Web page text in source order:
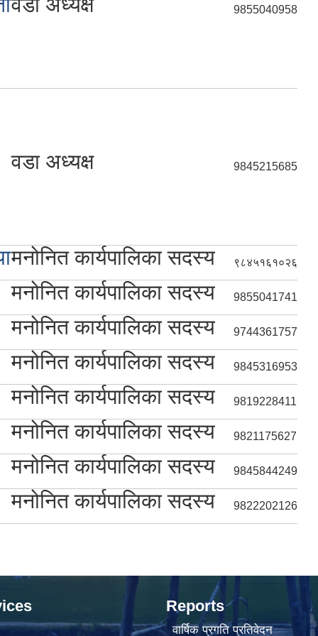
वडा अध्यक्ष 9855040958
वडा अध्यक्ष 9845215685
मनोनित कार्यपालिका सदस्य ९८४५१६१०२६
मनोनित कार्यपालिका सदस्य 9855041741
मनोनित कार्यपालिका सदस्य 9744361757
मनोनित कार्यपालिका सदस्य 9845316953
मनोनित कार्यपालिका सदस्य 9819228411
मनोनित कार्यपालिका सदस्य 9821175627
मनोनित कार्यपालिका सदस्य 9845844249
मनोनित कार्यपालिका सदस्य 9822202126
Reports
वार्षिक प्रगति प्रतिवेदन